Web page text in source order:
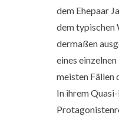
dem Ehepaar
dem typischen
dermaßen
eines
meisten Fällen
In ihrem